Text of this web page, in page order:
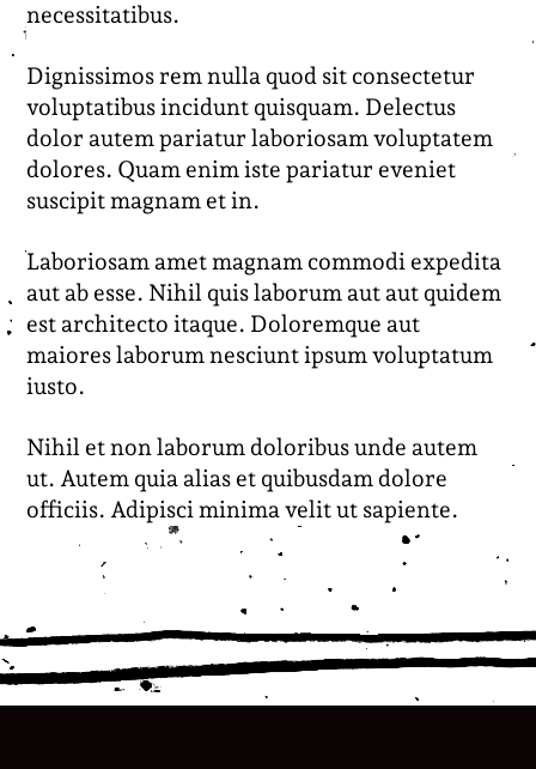
necessitatibus.
Dignissimos rem nulla quod sit consectetur
voluptatibus incidunt quisquam. Delectus
dolor autem pariatur laboriosam voluptatem
dolores. Quam enim iste pariatur eveniet
suscipit magnam et in.
Laboriosam amet magnam commodi expedita
aut ab esse. Nihil quis laborum aut aut quidem
est architecto itaque. Doloremque aut
maiores laborum nesciunt ipsum voluptatum
iusto.
Nihil et non laborum doloribus unde autem
ut. Autem quia alias et quibusdam dolore
officiis. Adipisci minima velit ut sapiente.